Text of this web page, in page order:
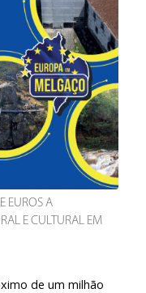
EUROS A
E CULTURAL EM
de um milhão